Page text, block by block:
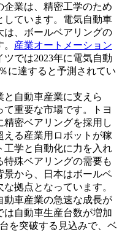
業は、精密工学のため
しています。電気自動車
は、ボールベアリングの
産業オートメーション
では2023年に電気自動
に達すると予測されてい
と自動車産業に支えら
重要な市場です。トヨ
精密ベアリングを採用し
える産業用ロボットが稼
工学と自動化に力を入れ
殊ベアリングの需要も
景から、日本はボールベ
拠点となっています。
動車産業の急速な成長が
は自動車生産台数が増加
を突破する見込みで、ベ